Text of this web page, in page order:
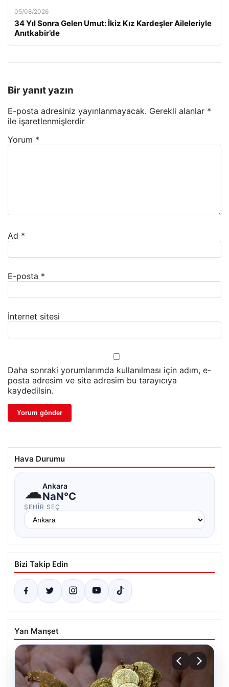
05/08/2026
34 Yıl Sonra Gelen Umut: İkiz Kız Kardeşler Aileleriyle
Anıtkabir’de
Bir yanıt yazın
E-posta adresiniz yayınlanmayacak. Gerekli alanlar *
ile işaretlenmişlerdir
Yorum *
Ad *
E-posta *
İnternet sitesi
Daha sonraki yorumlarımda kullanılması için adım, e-
posta adresim ve site adresim bu tarayıcıya
kaydedilsin.
Hava Durumu
☁Ankara
NaN°C
ŞEHIR SEÇ
Bizi Takip Edin
Yan Manşet